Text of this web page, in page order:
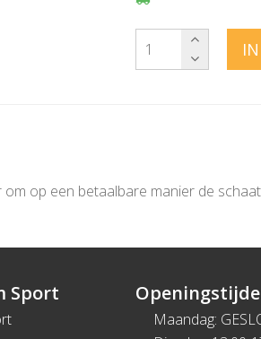
op een betaalbare manier de
Sport
Maandag: